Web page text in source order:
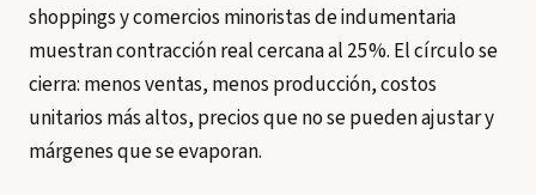
shoppings y comercios minoristas de indumentaria
muestran contracción real cercana al 25%. El círculo se
cierra: menos ventas, menos producción, costos
unitarios más altos, precios que no se pueden ajustar y
márgenes que se evaporan.